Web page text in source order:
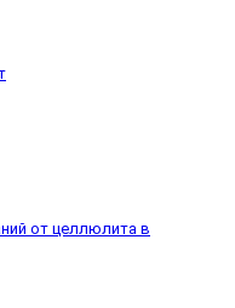
от целлюлита в